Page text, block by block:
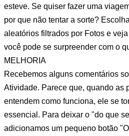
esteve. Se quiser fazer uma
por que não tentar a sorte?
aleatórios filtrados por Fotos e
você pode se surpreender com o
MELHORIA
Recebemos alguns comentários
Atividade. Parece que, quando as
entendem como funciona, ele se
essencial. Para deixar o "do que
adicionamos um pequeno botão